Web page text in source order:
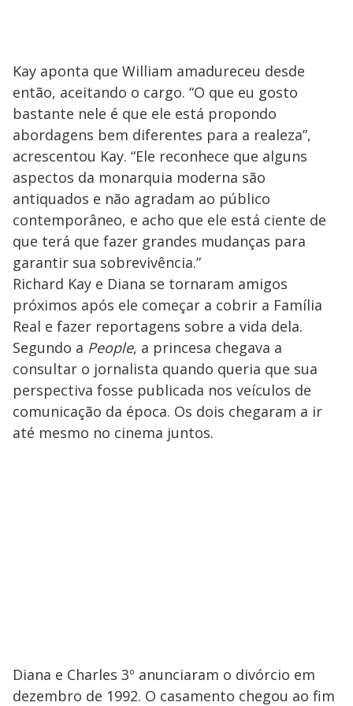
Kay aponta que William amadureceu desde
então, aceitando o cargo. “O que eu gosto
bastante nele é que ele está propondo
abordagens bem diferentes para a realeza”,
acrescentou Kay. “Ele reconhece que alguns
aspectos da monarquia moderna são
antiquados e não agradam ao público
contemporâneo, e acho que ele está ciente de
que terá que fazer grandes mudanças para
garantir sua sobrevivência.”
Richard Kay e Diana se tornaram amigos
próximos após ele começar a cobrir a Família
Real e fazer reportagens sobre a vida dela.
Segundo a People, a princesa chegava a
consultar o jornalista quando queria que sua
perspectiva fosse publicada nos veículos de
comunicação da época. Os dois chegaram a ir
até mesmo no cinema juntos.
Diana e Charles 3º anunciaram o divórcio em
dezembro de 1992. O casamento chegou ao fim